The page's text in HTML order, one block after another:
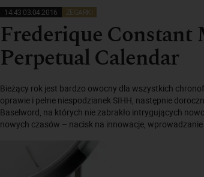
14:43 03.04.2016 ZEGARKI
Frederique Constant
Perpetual Calendar
Bieżący rok jest bardzo owocny dla wszystkich
oprawie i pełne niespodzianek SIHH, następnie
Baselword, na których nie zabrakło intrygujących
nowych czasów – nacisk na innowacje, wprowadzanie